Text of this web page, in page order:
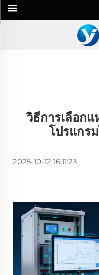
วิธีการเลือก
โปรแกร
2025-10-12 16:11:23